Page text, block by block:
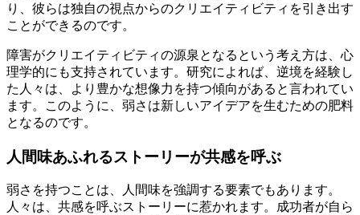
り、彼らは独自の視点からのクリエイティビティを引き出す
ことができるのです。
障害がクリエイティビティの源泉となるという考え方は、心
理学的にも支持されています。研究によれば、逆境を経験し
た人々は、より豊かな想像力を持つ傾向があると言われてい
ます。このように、弱さは新しいアイデアを生むための肥料
となるのです。
人間味あふれるストーリーが共感を呼ぶ
弱さを持つことは、人間味を強調する要素でもあります。
人々は、共感を呼ぶストーリーに惹かれます。成功者が自ら